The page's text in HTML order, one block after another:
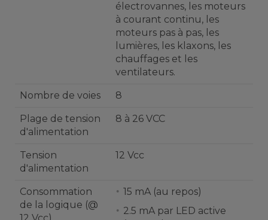
électrovannes, les moteurs
à courant continu, les
moteurs pas à pas, les
lumières, les klaxons, les
chauffages et les
ventilateurs.
Nombre de voies 8
Plage de tension
d'alimentation
8 à 26 VCC
Tension
d'alimentation
12 Vcc
Consommation
de la logique (@
15 mA (au repos)
2.5 mA par LED active